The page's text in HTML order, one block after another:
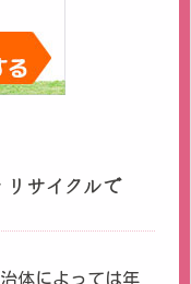
サイクルで
体によっては年